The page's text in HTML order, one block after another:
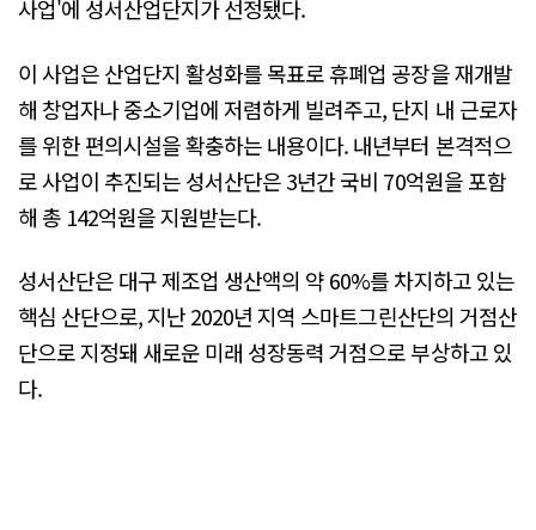
사업'에 성서산업단지가 선정됐다.
이 사업은 산업단지 활성화를 목표로 휴폐업 공장을 재개발
해 창업자나 중소기업에 저렴하게 빌려주고, 단지 내 근로자
를 위한 편의시설을 확충하는 내용이다. 내년부터 본격적으
로 사업이 추진되는 성서산단은 3년간 국비 70억원을 포함
해 총 142억원을 지원받는다.
성서산단은 대구 제조업 생산액의 약 60%를 차지하고 있는
핵심 산단으로, 지난 2020년 지역 스마트그린산단의 거점산
단으로 지정돼 새로운 미래 성장동력 거점으로 부상하고 있
다.